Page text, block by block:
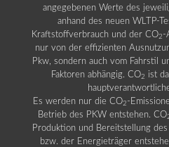
angegebenen Werte des
anhand des neuen WLTP-
Kraftstoffverbrauch und der CO2 -
nur von der effizienten
Pkw, sondern auch vom Fahrstil
Faktoren abhängig. CO2 ist
Es werden nur die CO2 -
Betrieb des PKW entstehen. CO
Produktion und Bereitstellung
bzw. der Energieträger